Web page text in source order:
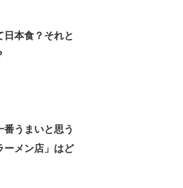
日本食？それと
番うまいと思う
ーメン店」はど